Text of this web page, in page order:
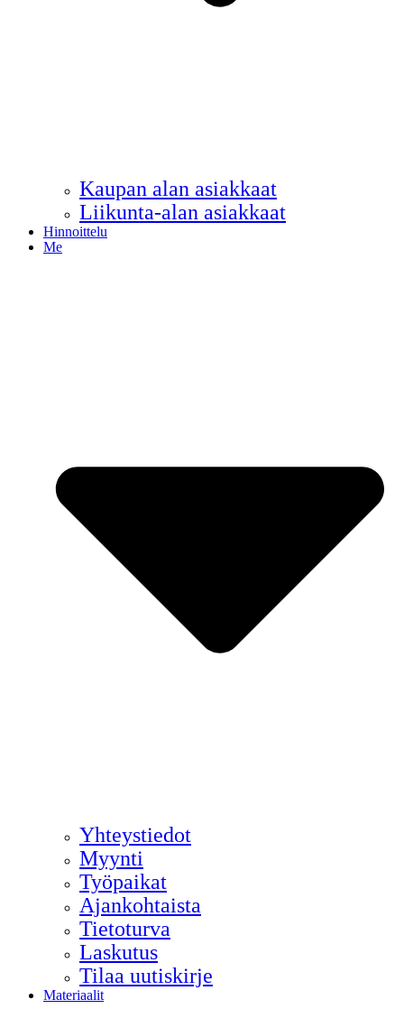
Kaupan alan asiakkaat
Liikunta-alan asiakkaat
Hinnoittelu
Me
Yhteystiedot
Myynti
Työpaikat
Ajankohtaista
Tietoturva
Laskutus
Tilaa uutiskirje
Materiaalit